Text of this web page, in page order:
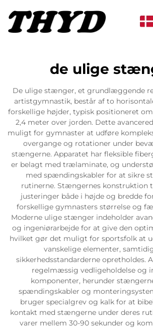
de ulige
De ulige stænger, et grundlæggende
artistgymnastik, består af to
forskellige højder, typisk positioneret
2,4 meter over jorden. Dette
muligt for gymnaster at udføre
overgange og rotationer under
stængerne. Apparatet har fleksible
er belagt med trælaminate, og
med spændingskabler for at sikre
rutinerne. Stængernes konstruktion
justeringer både i højde og bredde
forskellige gymnasters størrelse og
Moderne ulige stænger indeholder
og ingeniørarbejde for at give den
hvilket gør det muligt for sportsfolk at
vanskelige elementer,
sikkerhedsstandarderne opretholdes.
regelmæssig vedligeholdelse og
komponenter, herunder
spændingskabler og
bruger specialgrev og kalk for at
kontakt med stængerne under deres
varer mellem 30-90 sekunder og